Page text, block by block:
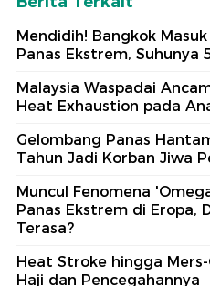
Mendidih! Bangkok
Panas Ekstrem, Suhunya
Malaysia Waspadai
Heat Exhaustion pada
Gelombang Panas
Tahun Jadi Korban Jiwa
Muncul Fenomena
Panas Ekstrem di Eropa,
Terasa?
Heat Stroke hingga
Haji dan Pencegahannya